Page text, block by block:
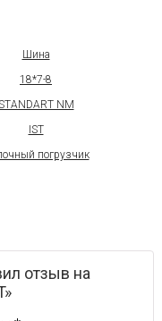
Шина
18*7-8
NM
IST
погрузчик
отзыв на